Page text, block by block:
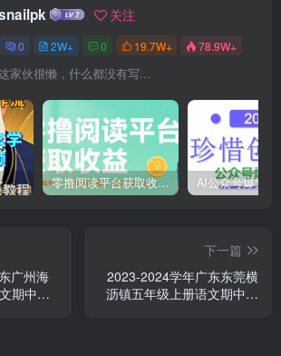
关注
0 2W+ 0 19.7W+ 78.9W+
家伙很懒，什么都没有写...
Coze扣子工作流一键生成道家玄学短视频，实战保姆级教程 零撸阅读平台获取收益，最新无门槛平台，一部手机即可操作，单日收益50-3张【揭秘】
广州海
期中试
下一篇
2023-2024学年广东东莞横
沥镇五年级上册语文期中试